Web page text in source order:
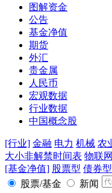
图解资金
公告
基金净值
期货
外汇
贵金属
人民币
宏观数据
行业数据
中国概念股
[行业] 金融 电力 机械 农
大小非解禁时间表 物联网
[基金净值] 股票型 债券型
股票/基金
新闻